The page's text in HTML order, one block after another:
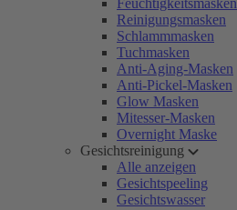
Feuchtigkeitsmasken
Reinigungsmasken
Schlammmasken
Tuchmasken
Anti-Aging-Masken
Anti-Pickel-Masken
Glow Masken
Mitesser-Masken
Overnight Maske
Gesichtsreinigung
Alle anzeigen
Gesichtspeeling
Gesichtswasser